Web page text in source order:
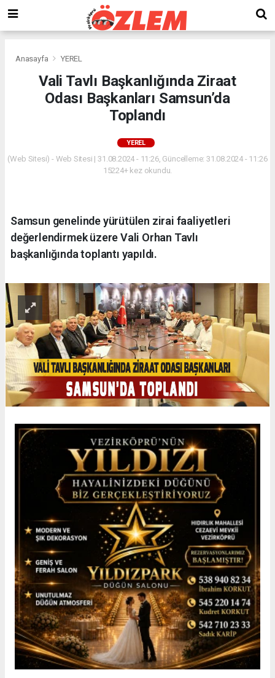
Anasayfa YEREL
Vali Tavlı Başkanlığında Ziraat
Odası Başkanları Samsun’da
Toplandı
YEREL
(Web Sitesi) - Web Sitesi | 31.08.2024 - 11:26, Güncelleme: 31.08.2024 - 11:26
15224+ kez okundu.
Samsun genelinde yürütülen zirai faaliyetleri
değerlendirmek üzere Vali Orhan Tavlı
başkanlığında toplantı yapıldı.